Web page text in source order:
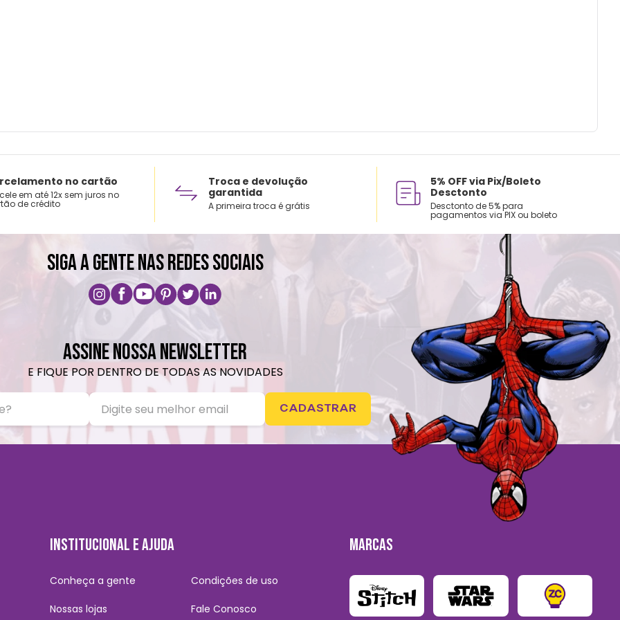
no cartão
em até 12x sem juros no
de crédito
Troca e devolução
garantida
A primeira troca é grátis
5% OFF via Pix/Boleto
Desctonto
Desctonto de 5% para
pagamentos via PIX ou boleto
SIGA A GENTE NAS REDES SOCIAIS
ASSINE NOSSA NEWSLETTER
E FIQUE POR DENTRO DE TODAS AS NOVIDADES
CADASTRAR
INSTITUCIONAL E AJUDA
Conheça a gente
Nossas lojas
Condições de uso
Fale Conosco
MARCAS